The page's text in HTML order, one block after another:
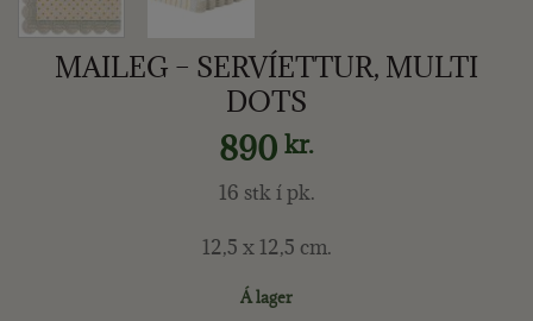
MAILEG – SERVÍETTUR, MULTI
DOTS
890 kr.
16 stk í pk.
12,5 x 12,5 cm.
Á lager